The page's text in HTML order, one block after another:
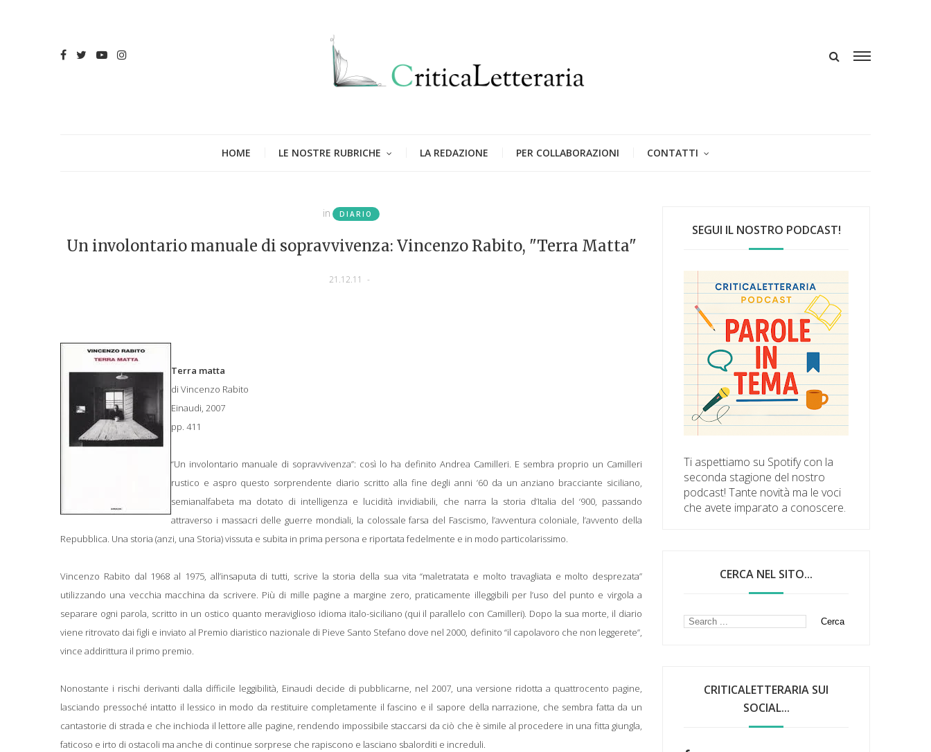
HOME LE NOSTRE RUBRICHE LA REDAZIONE PER COLLABORAZIONI CONTATTI
in DIARIO
Un involontario manuale di sopravvivenza: Vincenzo Rabito, "Terra Matta"
21.12.11 -
Terra matta
di Vincenzo Rabito
Einaudi, 2007
pp. 411
“Un involontario manuale di sopravvivenza”: così lo ha definito Andrea Camilleri. E sembra proprio un Camilleri
rustico e aspro questo sorprendente diario scritto alla fine degli anni ’60 da un anziano bracciante siciliano,
semianalfabeta ma dotato di intelligenza e lucidità invidiabili, che narra la storia d’Italia del ‘900, passando
attraverso i massacri delle guerre mondiali, la colossale farsa del Fascismo, l’avventura coloniale, l’avvento della
Repubblica. Una storia (anzi, una Storia) vissuta e subita in prima persona e riportata fedelmente e in modo particolarissimo.
Vincenzo Rabito dal 1968 al 1975, all’insaputa di tutti, scrive la storia della sua vita “maletratata e molto travagliata e molto desprezata”
utilizzando una vecchia macchina da scrivere. Più di mille pagine a margine zero, praticamente illeggibili per l’uso del punto e virgola a
separare ogni parola, scritto in un ostico quanto meraviglioso idioma italo-siciliano (qui il parallelo con Camilleri). Dopo la sua morte, il diario
viene ritrovato dai figli e inviato al Premio diaristico nazionale di Pieve Santo Stefano dove nel 2000, definito “il capolavoro che non leggerete”,
vince addirittura il primo premio.
Nonostante i rischi derivanti dalla difficile leggibilità, Einaudi decide di pubblicarne, nel 2007, una versione ridotta a quattrocento pagine,
lasciando pressoché intatto il lessico in modo da restituire completamente il fascino e il sapore della narrazione, che sembra fatta da un
cantastorie di strada e che inchioda il lettore alle pagine, rendendo impossibile staccarsi da ciò che è simile al procedere in una fitta giungla,
faticoso e irto di ostacoli ma anche di continue sorprese che rapiscono e lasciano sbalorditi e increduli.
SEGUI IL NOSTRO PODCAST!
Ti aspettiamo su Spotify con la
seconda stagione del nostro
podcast! Tante novità ma le voci
che avete imparato a conoscere.
CERCA NEL SITO...
CRITICALETTERARIA SUI
SOCIAL...